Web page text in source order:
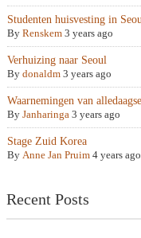
Studenten huisvesting in
By Renskem 3 years ago
Verhuizing naar Seoul
By donaldm 3 years ago
Waarnemingen van
By Janharinga 3 years ago
Stage Zuid Korea
By Anne Jan Pruim 4 years ago
Recent Posts